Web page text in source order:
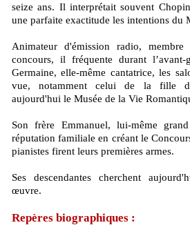
seize ans. Il interprétait souvent
une parfaite exactitude les intentions du
Animateur d'émission radio,
concours, il fréquente durant l’avant-
Germaine, elle-même cantatrice, les
vue, notamment celui de la fille
aujourd'hui le Musée de la Vie
Son frère Emmanuel, lui-même
réputation familiale en créant le
pianistes firent leurs premières armes.
Ses descendantes cherchent
œuvre.
Repères biographiques :